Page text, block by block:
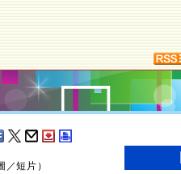
短片）